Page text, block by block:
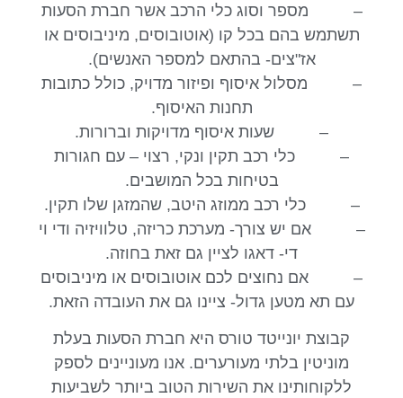
– מספר וסוג כלי הרכב אשר חברת הסעות
תשתמש בהם בכל קו (אוטובוסים, מיניבוסים או
אז"צים- בהתאם למספר האנשים).
– מסלול איסוף ופיזור מדויק, כולל כתובות
תחנות האיסוף.
– שעות איסוף מדויקות וברורות.
– כלי רכב תקין ונקי, רצוי – עם חגורות
בטיחות בכל המושבים.
– כלי רכב ממוזג היטב, שהמזגן שלו תקין.
– אם יש צורך- מערכת כריזה, טלוויזיה ודי וי
די- דאגו לציין גם זאת בחוזה.
– אם נחוצים לכם אוטובוסים או מיניבוסים
עם תא מטען גדול- ציינו גם את העובדה הזאת.
קבוצת יונייטד טורס היא חברת הסעות בעלת
מוניטין בלתי מעורערים. אנו מעוניינים לספק
ללקוחותינו את השירות הטוב ביותר לשביעות